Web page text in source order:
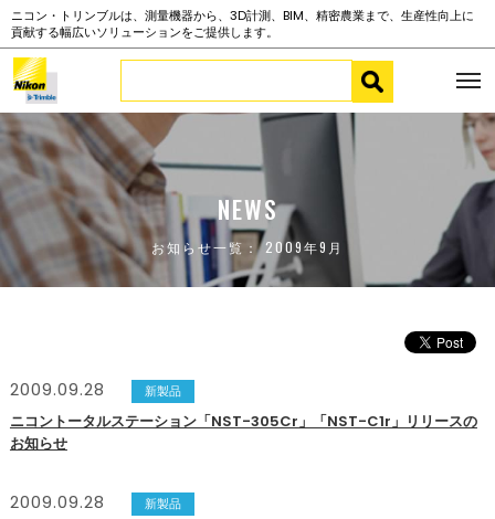
ニコン・トリンブルは、測量機器から、3D計測、BIM、精密農業まで、生産性向上に
貢献する幅広いソリューションをご提供します。
NEWS
お知らせ一覧： 2009年9月
2009.09.28 新製品
ニコントータルステーション「NST-305Cr」「NST-C1r」リリースの
お知らせ
2009.09.28 新製品